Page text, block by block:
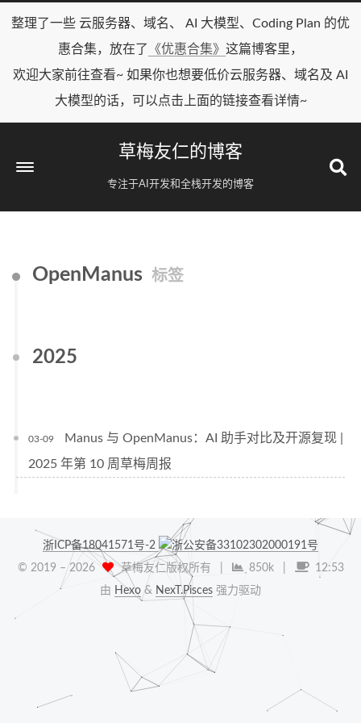
整理了一些 云服务器、域名、 AI 大模型、Coding Plan 的优
惠合集，放在了
《优惠合集》 这篇博客里，
欢迎大家前往查看~ 如果你也想要低价云服务器、域名及 AI
大模型的话，可以点击上面的链接查看详情~
草梅友仁的博客
专注于AI开发和全栈开发的博客
OpenManus 标签
2025
03-09
Manus 与 OpenManus：AI 助手对比及开源复现 |
2025 年第 10 周草梅周报
浙ICP备18041571号-2
浙公安备33102302000191号
© 2019 –2026 草梅友仁版权所有 850k
12:53
由 Hexo & NexT.Pisces 强力驱动